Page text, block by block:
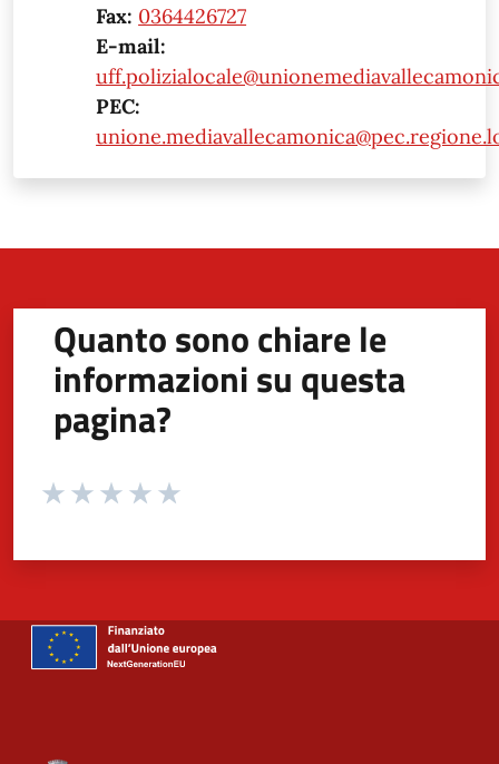
Fax: 0364426727
E-mail:
PEC:
Quanto sono chiare le
informazioni su questa
pagina?
Valuta da 1 a 5 stelle la pagina